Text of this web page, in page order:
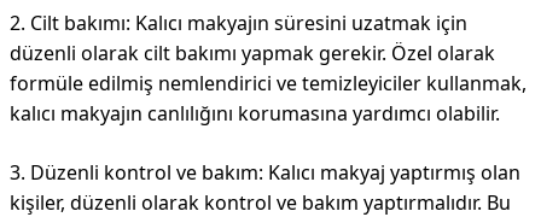
2. Cilt bakımı: Kalıcı makyajın süresini uzatmak için
düzenli olarak cilt bakımı yapmak gerekir. Özel olarak
formüle edilmiş nemlendirici ve temizleyiciler kullanmak,
kalıcı makyajın canlılığını korumasına yardımcı olabilir.
3. Düzenli kontrol ve bakım: Kalıcı makyaj yaptırmış olan
kişiler, düzenli olarak kontrol ve bakım yaptırmalıdır. Bu